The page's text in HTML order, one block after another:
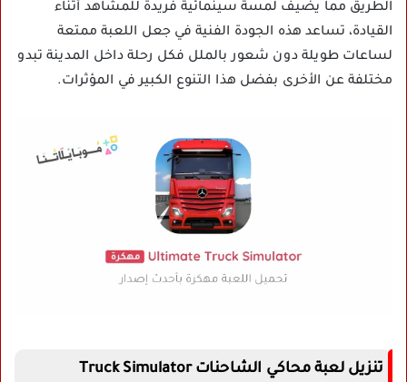
الطريق مما يضيف لمسة سينمائية فريدة للمشاهد أثناء
القيادة، تساعد هذه الجودة الفنية في جعل اللعبة ممتعة
لساعات طويلة دون شعور بالملل فكل رحلة داخل المدينة تبدو
مختلفة عن الأخرى بفضل هذا التنوع الكبير في المؤثرات.
تنزيل لعبة محاكي الشاحنات Truck Simulator